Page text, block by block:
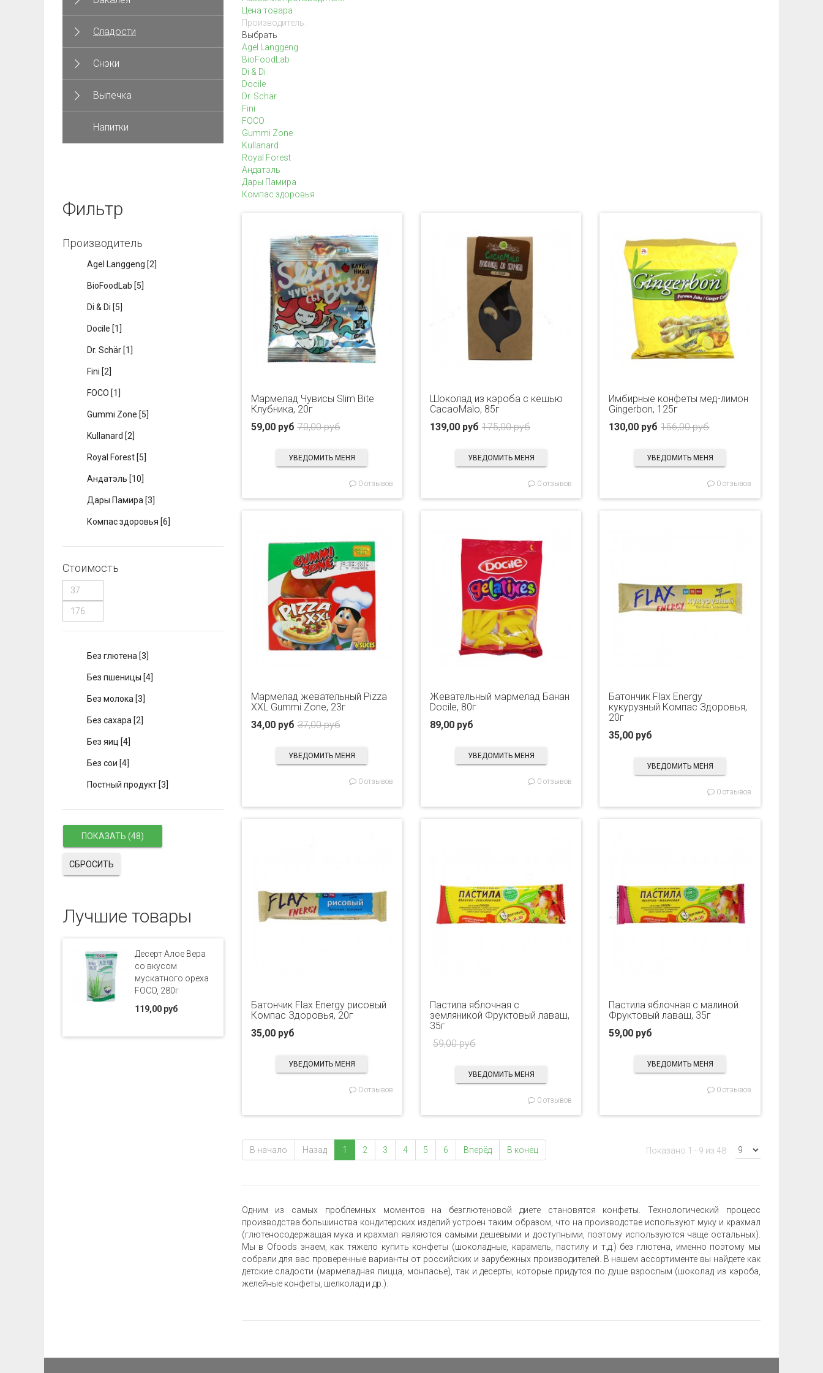
Цена товара
Производитель:
Выбрать
Agel Langgeng
BioFoodLab
Di & Di
Docile
Dr. Schär
Fini
FOCO
Gummi Zone
Kullanard
Royal Forest
Андатэль
Дары Памира
Компас здоровья
Мармелад Чувисы Slim Bite
Клубника, 20г
70,00 руб
59,00 руб
УВЕДОМИТЬ МЕНЯ
0 отзывов
Шоколад из кэроба с кешью
CacaoMalo, 85г
175,00 руб
139,00 руб
УВЕДОМИТЬ МЕНЯ
0 отзывов
Имбирные конфеты мед-лимон
Gingerbon, 125г
156,00 руб
130,00 руб
УВЕДОМИТЬ МЕНЯ
0 отзывов
Мармелад жевательный Pizza
XXL Gummi Zone, 23г
37,00 руб
34,00 руб
УВЕДОМИТЬ МЕНЯ
0 отзывов
Жевательный мармелад Банан
Docile, 80г
89,00 руб
УВЕДОМИТЬ МЕНЯ
0 отзывов
Батончик Flax Energy
кукурузный Компас Здоровья,
20г
35,00 руб
УВЕДОМИТЬ МЕНЯ
0 отзывов
Батончик Flax Energy рисовый
Компас Здоровья, 20г
35,00 руб
УВЕДОМИТЬ МЕНЯ
0 отзывов
Пастила яблочная с
земляникой Фруктовый лаваш,
35г
59,00 руб
УВЕДОМИТЬ МЕНЯ
0 отзывов
Пастила яблочная с малиной
Фруктовый лаваш, 35г
59,00 руб
УВЕДОМИТЬ МЕНЯ
0 отзывов
В начало Назад 1 2 3 4 5 6 Вперёд В конец Показано 1 - 9 из 48
Одним из самых проблемных моментов на безглютеновой диете становятся конфеты. Технологический процесс
производства большинства кондитерских изделий устроен таким образом, что на производстве используют муку и крахмал
(глютеносодержащая мука и крахмал являются самыми дешевыми и доступными, поэтому используются чаще остальных).
Мы в Ofoods знаем, как тяжело купить конфеты (шоколадные, карамель, пастилу и т.д.) без глютена, именно поэтому мы
собрали для вас проверенные варианты от российских и зарубежных производителей. В нашем ассортименте вы найдете как
детские сладости (мармеладная пицца, монпасье), так и десерты, которые придутся по душе взрослым (шоколад из кэроба,
желейные конфеты, шелколад и др.).
Сладости
Снэки
Выпечка
Напитки
Фильтр
Производитель
Agel Langgeng [2]
BioFoodLab [5]
Di & Di [5]
Docile [1]
Dr. Schär [1]
Fini [2]
FOCO [1]
Gummi Zone [5]
Kullanard [2]
Royal Forest [5]
Андатэль [10]
Дары Памира [3]
Компас здоровья [6]
Стоимость
Без глютена [3]
Без пшеницы [4]
Без молока [3]
Без сахара [2]
Без яиц [4]
Без сои [4]
Постный продукт [3]
СБРОСИТЬ
Лучшие товары
Десерт Алое Вера
со вкусом
мускатного ореха
FOCO, 280г
119,00 руб